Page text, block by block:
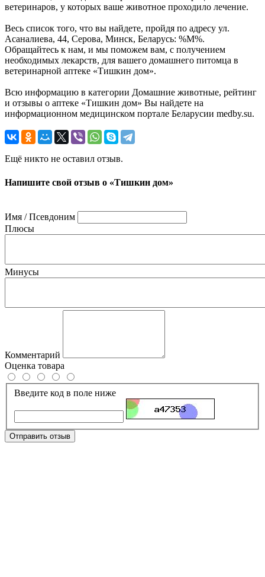
ветеринаров, у которых ваше животное проходило лечение.
Весь список того, что вы найдете, пройдя по адресу ул.
Асаналиева, 44, Серова, Минск, Беларусь: %М%.
Обращайтесь к нам, и мы поможем вам, с получением
необходимых лекарств, для вашего домашнего питомца в
ветеринарной аптеке «Тишкин дом».
Всю информацию в категории Домашние животные, рейтинг
и отзывы о аптеке «Тишкин дом» Вы найдете на
информационном медицинском портале Беларусии medby.su.
Ещё никто не оставил отзыв.
Напишите свой отзыв о «Тишкин дом»
Имя / Псевдоним
Плюсы
Минусы
Комментарий
Оценка товара
Введите код в поле ниже
Отправить отзыв